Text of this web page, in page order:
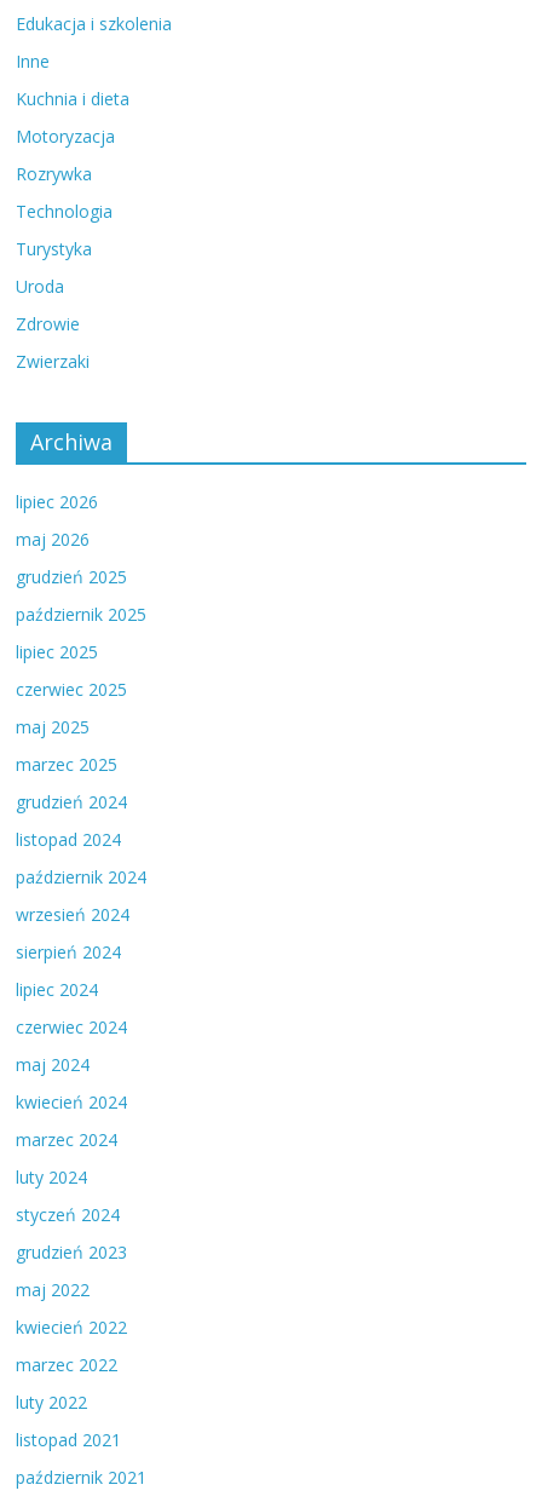
Edukacja i szkolenia
Inne
Kuchnia i dieta
Motoryzacja
Rozrywka
Technologia
Turystyka
Uroda
Zdrowie
Zwierzaki
Archiwa
lipiec 2026
maj 2026
grudzień 2025
październik 2025
lipiec 2025
czerwiec 2025
maj 2025
marzec 2025
grudzień 2024
listopad 2024
październik 2024
wrzesień 2024
sierpień 2024
lipiec 2024
czerwiec 2024
maj 2024
kwiecień 2024
marzec 2024
luty 2024
styczeń 2024
grudzień 2023
maj 2022
kwiecień 2022
marzec 2022
luty 2022
listopad 2021
październik 2021